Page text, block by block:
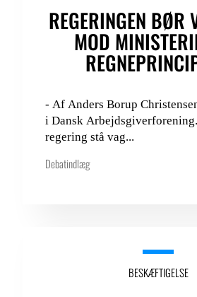
REGERINGEN BØR
MOD
- Af Anders Borup
i Dansk
regering stå vag...
Debatindlæg
BESKÆFTIGELSE